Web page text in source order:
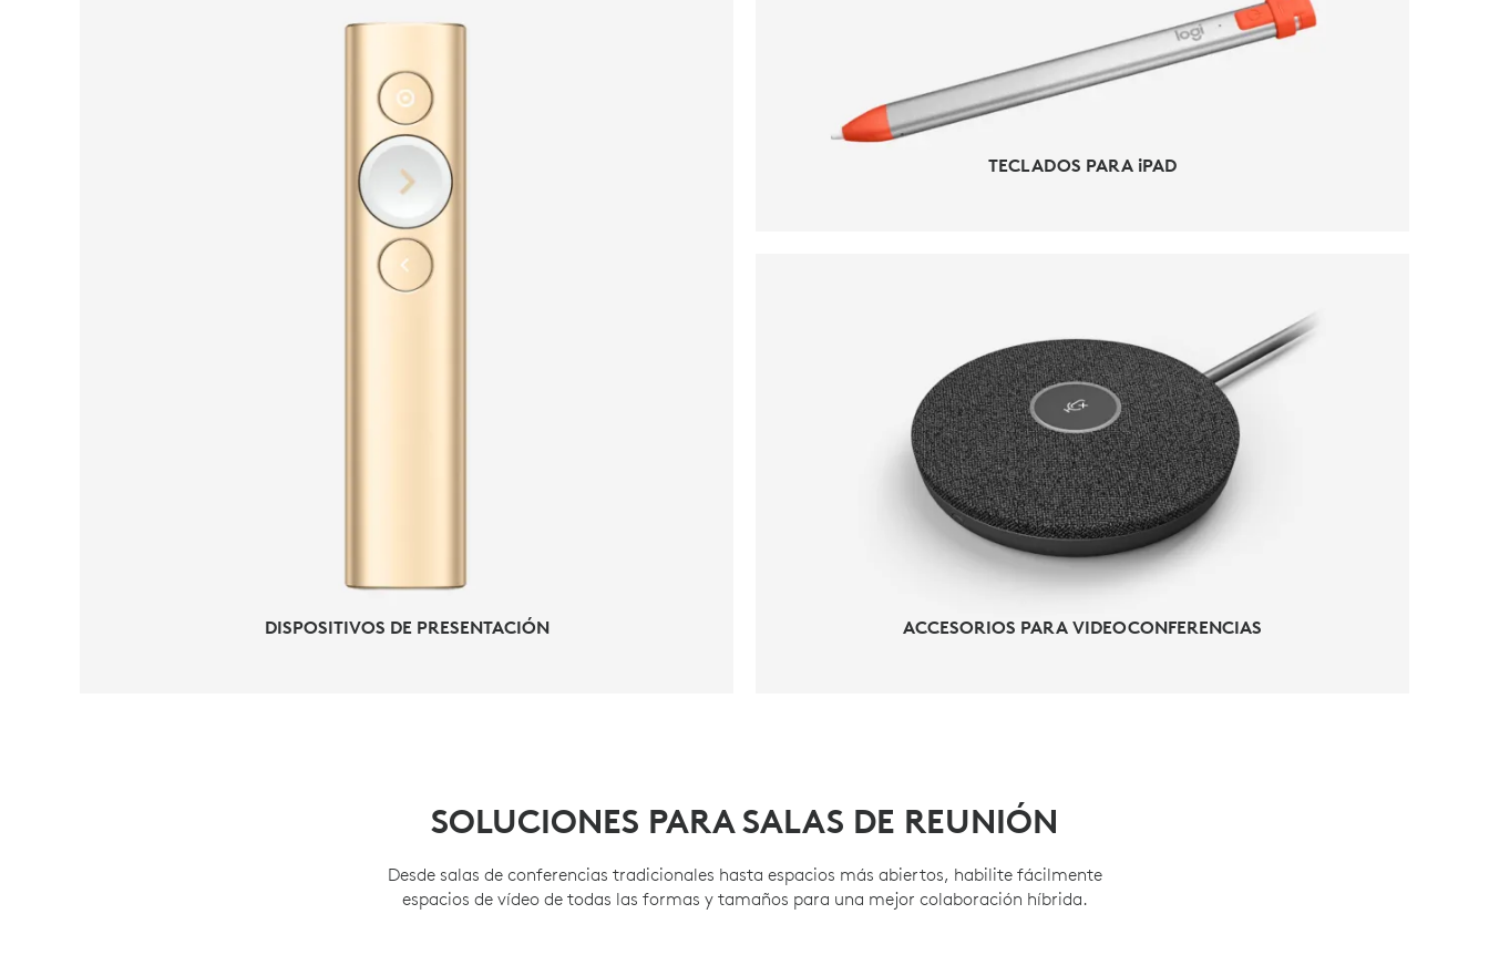
DISPOSITIVOS DE PRESENTACIÓN
DISPOSITIVOS DE PRESENTACIÓN
TECLADOS PARA iPAD
ACCESORIOS IPAD
ACCESORIOS PARA VIDEOCONFERENCIAS
ACCESORIOS PARA VIDEOCONFERENCIAS
SOLUCIONES PARA SALAS DE REUNIÓN
Desde salas de conferencias tradicionales hasta espacios más abiertos, habilite fácilmente
espacios de vídeo de todas las formas y tamaños para una mejor colaboración híbrida.